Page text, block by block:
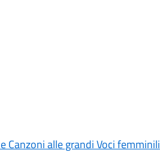
Canzoni alle grandi Voci femminili